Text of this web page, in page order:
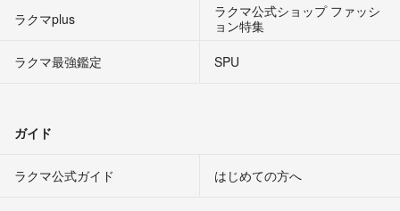
ラクマplus
ラクマ公式ショップ ファッシ
ョン特集
ラクマ最強鑑定
SPU
ガイド
ラクマ公式ガイド はじめての方へ